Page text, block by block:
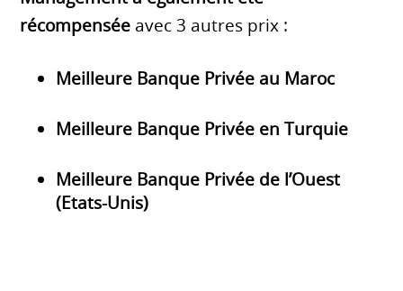
récompensée avec 3 autres prix :
Meilleure Banque Privée au Maroc
Meilleure Banque Privée en Turquie
Meilleure Banque Privée de l’Ouest
(Etats-Unis)